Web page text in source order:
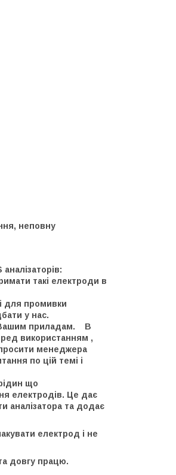
неповну
такі електроди в
для промивки
у нас.
Вашим приладам.
В
використанням ,
менеджера
по цій темі і
що
електродів. Це дає
аналізатора та додає
електрод і не
довгу працю.